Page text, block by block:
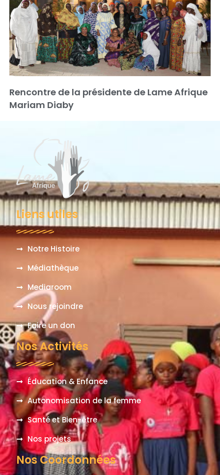
Rencontre de la présidente de Lame Afrique
Mariam Diaby
Liens utiles
Notre Histoire
Médiathèque
Mediaroom
Nous rejoindre
Faire un don
Nos Activités
Éducation & Enfance
Autonomisation de la femme
Santé et Bien-être
Nos projets
Nos Coordonnées